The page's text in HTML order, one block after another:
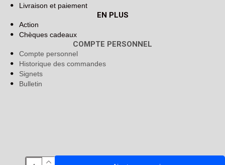
Livraison et paiement
EN PLUS
Action
Chèques cadeaux
COMPTE PERSONNEL
Compte personnel
Historique des commandes
Signets
Bulletin